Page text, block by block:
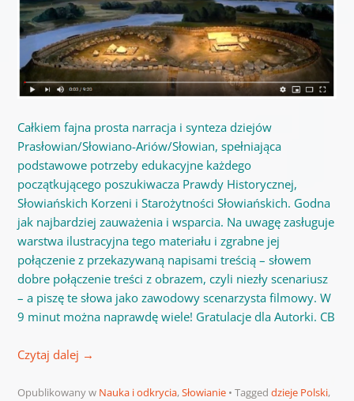
Całkiem fajna prosta narracja i synteza dziejów
Prasłowian/Słowiano-Ariów/Słowian, spełniająca
podstawowe potrzeby edukacyjne każdego
początkującego poszukiwacza Prawdy Historycznej,
Słowiańskich Korzeni i Starożytności Słowiańskich. Godna
jak najbardziej zauważenia i wsparcia. Na uwagę zasługuje
warstwa ilustracyjna tego materiału i zgrabne jej
połączenie z przekazywaną napisami treścią – słowem
dobre połączenie treści z obrazem, czyli niezły scenariusz
– a piszę te słowa jako zawodowy scenarzysta filmowy. W
9 minut można naprawdę wiele! Gratulacje dla Autorki. CB
Czytaj dalej →
Opublikowany w Nauka i odkrycia,Słowianie Tagged dzieje Polski,